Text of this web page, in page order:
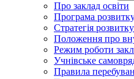
Про заклад освіти
Програма
Стратегія
Положення про
Режим роботи
Учнівське
Правила